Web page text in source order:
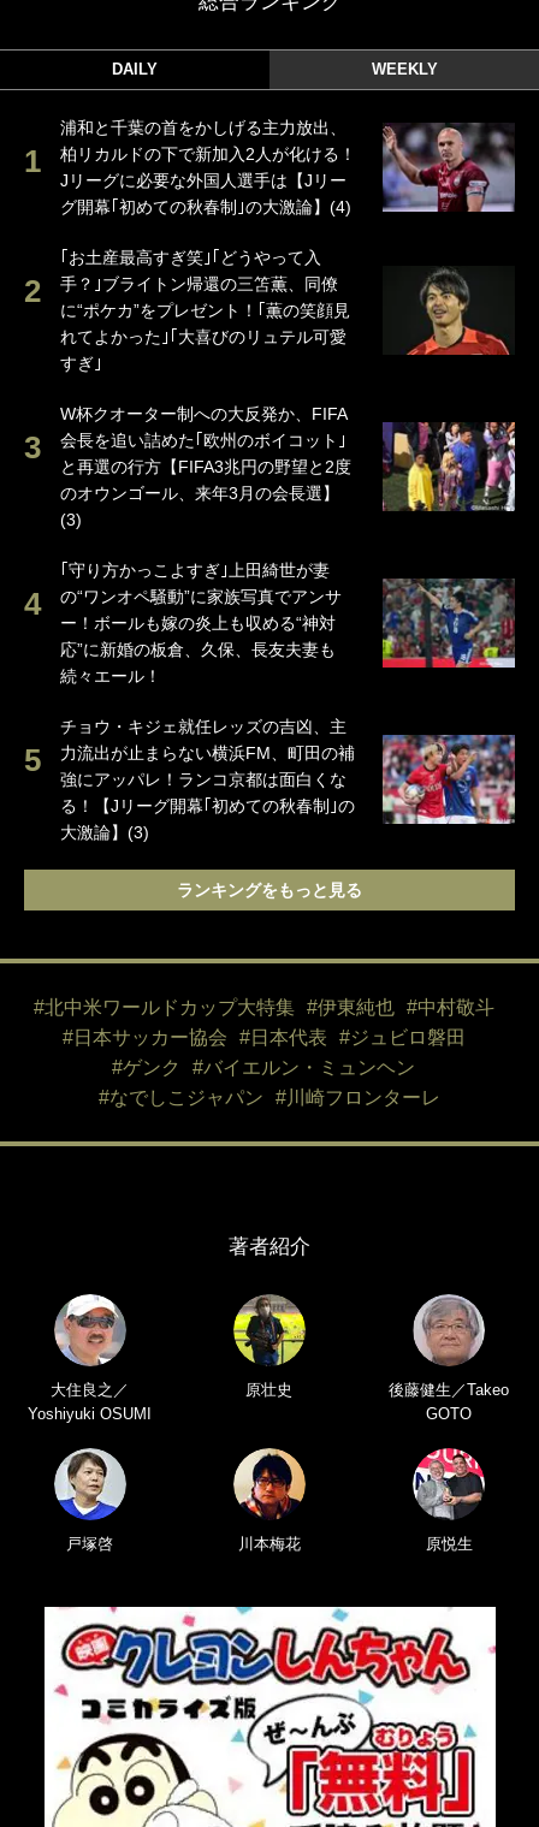
DAILY WEEKLY
浦和と千葉の首をかしげる主力放出、
柏リカルドの下で新加入2人が化ける！
Jリーグに必要な外国人選手は【Jリー
グ開幕｢初めての秋春制｣の大激論】(4)
｢お土産最高すぎ笑｣｢どうやって入
手？｣ブライトン帰還の三笘薫、同僚
に“ポケカ”をプレゼント！｢薫の笑顔見
れてよかった｣｢大喜びのリュテル可愛
すぎ｣
W杯クオーター制への大反発か、FIFA
会長を追い詰めた｢欧州のボイコット｣
と再選の行方【FIFA3兆円の野望と2度
のオウンゴール、来年3月の会長選】
(3)
｢守り方かっこよすぎ｣上田綺世が妻
の“ワンオペ騒動”に家族写真でアンサ
ー！ボールも嫁の炎上も収める“神対
応”に新婚の板倉、久保、長友夫妻も
続々エール！
チョウ・キジェ就任レッズの吉凶、主
力流出が止まらない横浜FM、町田の補
強にアッパレ！ランコ京都は面白くな
る！【Jリーグ開幕｢初めての秋春制｣の
大激論】(3)
ランキングをもっと見る
#北中米ワールドカップ大特集 #伊東純也
#中村敬斗
#日本サッカー協会
#日本代表
#ジュビロ磐田
#ゲンク
#バイエルン・ミュンヘン
#なでしこジャパン
#川崎フロンターレ
著者紹介
大住良之／
Yoshiyuki OSUMI
原壮史
後藤健生／Takeo
GOTO
戸塚啓 川本梅花 原悦生